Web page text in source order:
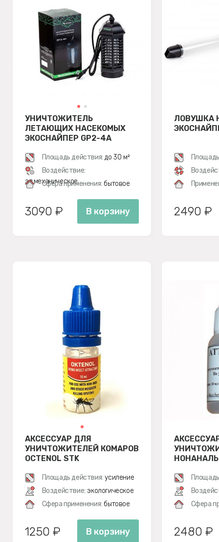
УНИЧТОЖИТЕЛЬ
ЛЕТАЮЩИХ НАСЕКОМЫХ
ЭКОСНАЙПЕР GP2-4A
Площадь действия: до 30 м²
Воздействие:
эл.механическое
Сфера применения: бытовое
3090 ₽ В корзину
ЛОВУШКА
2490 ₽
АКСЕССУАР ДЛЯ
УНИЧТОЖИТЕЛЕЙ КОМАРОВ
OCTENOL STK
Площадь действия: усиление
Воздействие: экологическое
Сфера применения: бытовое
1250 ₽ В корзину
НОНАНАЛЬ
Сфера
2480 ₽